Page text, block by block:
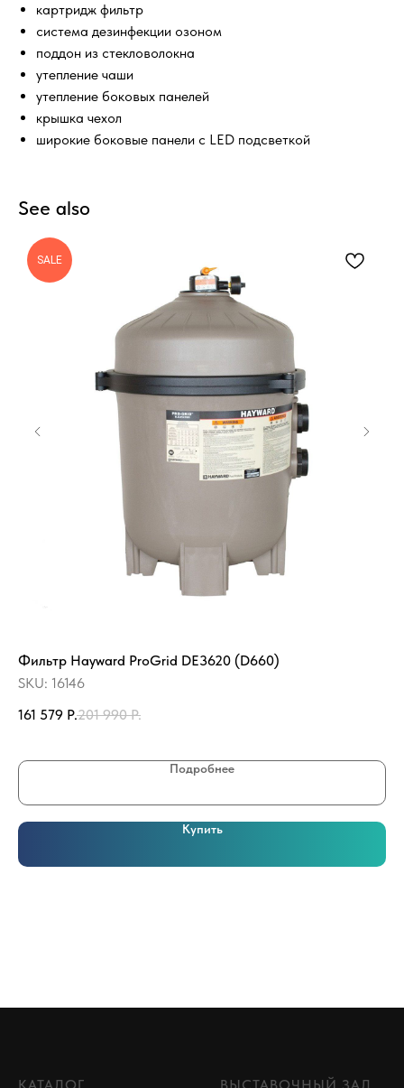
картридж фильтр
система дезинфекции озоном
поддон из стекловолокна
утепление чаши
утепление боковых панелей
крышка чехол
широкие боковые панели с LED подсветкой
See also
SALE
Фильтр Hayward ProGrid DE3620 (D660)
SKU: 16146
161 579 Р.201 990 Р.
Подробнее
Купить